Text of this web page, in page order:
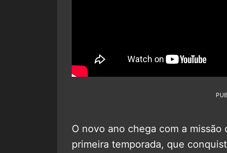
O novo ano chega com a
primeira temporada, que